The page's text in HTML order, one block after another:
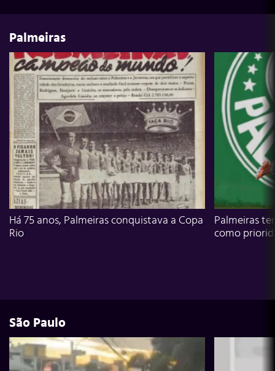
Palmeiras
Há 75 anos, Palmeiras conquistava a Copa
Rio
Palmeiras
como
São Paulo